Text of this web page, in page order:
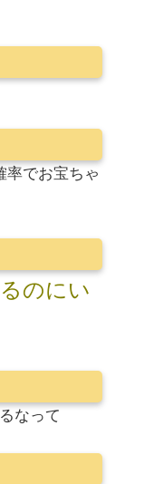
率でお宝ちゃ
のにい
なって